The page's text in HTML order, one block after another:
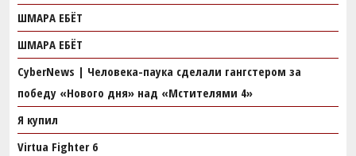
ШМАРА ЕБЁТ
ШМАРА ЕБЁТ
CyberNews | Человека-паука сделали гангстером за
победу «Нового дня» над «Мстителями 4»
Я купил
Virtua Fighter 6